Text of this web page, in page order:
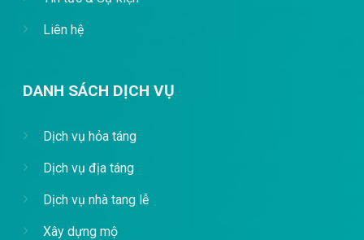
Liên hệ
DANH SÁCH DỊCH VỤ
Dịch vụ hỏa táng
Dịch vụ địa táng
Dịch vụ nhà tang lễ
Xây dựng mộ